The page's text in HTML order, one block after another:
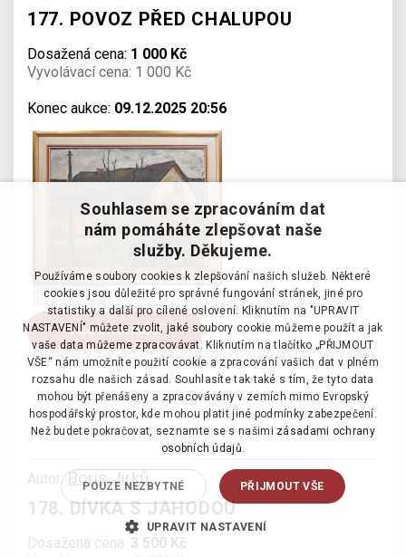
177. POVOZ PŘED CHALUPOU
Dosažená cena: 1 000 Kč
Vyvolávací cena: 1 000 Kč
Konec aukce: 09.12.2025 20:56
prodáno
více informací
Autor:Boris Jirků
178. DÍVKA S JAHODOU
Dosažená cena: 3 500 Kč
Souhlasem se zpracováním dat
nám pomáháte zlepšovat naše
služby. Děkujeme.
Používáme soubory cookies k zlepšování našich služeb. Některé
cookies jsou důležité pro správné fungování stránek, jiné pro
statistiky a další pro cílené oslovení. Kliknutím na "UPRAVIT
NASTAVENÍ" můžete zvolit, jaké soubory cookie můžeme použít a jak
vaše data můžeme zpracovávat. Kliknutím na tlačítko „PŘIJMOUT
VŠE“ nám umožníte použití cookie a zpracování vašich dat v plném
rozsahu dle našich zásad. Souhlasíte tak také s tím, že tyto data
mohou být přenášeny a zpracovávány v zemích mimo Evropský
hospodářský prostor, kde mohou platit jiné podmínky zabezpečení.
Než budete pokračovat, seznamte se s našimi zásadami ochrany
osobních údajů.
PŘIJMOUT VŠE
POUZE NEZBYTNÉ
UPRAVIT NASTAVENÍ